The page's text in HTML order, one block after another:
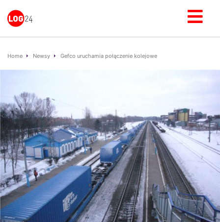
Home Newsy Gefco uruchamia połączenie kolejowe